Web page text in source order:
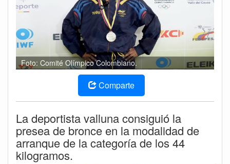
Foto: Comité Olímpico Colombiano.
Comparte
La deportista valluna consiguió la
presea de bronce en la modalidad de
arranque de la categoría de los 44
kilogramos.